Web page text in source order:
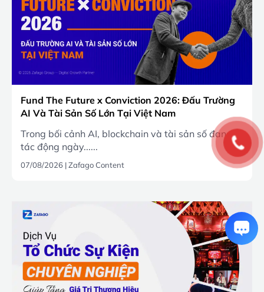
Fund The Future x Conviction 2026: Đấu Trường
AI Và Tài Sản Số Lớn Tại Việt Nam
Trong bối cảnh AI, blockchain và tài sản số đang
tác động ngày......
07/08/2026 |Zafago Content